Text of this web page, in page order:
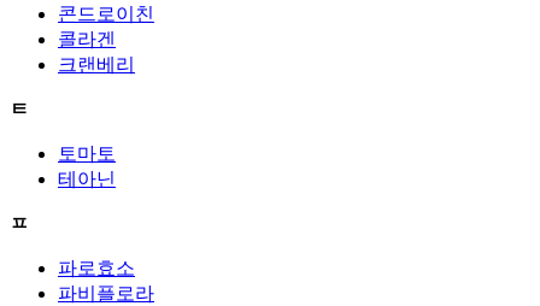
콘드로이친
콜라겐
크랜베리
ㅌ
토마토
테아닌
ㅍ
파로효소
파비플로라